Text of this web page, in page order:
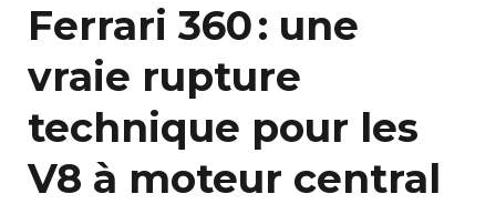
Ferrari 360 : une
vraie rupture
technique pour les
V8 à moteur central